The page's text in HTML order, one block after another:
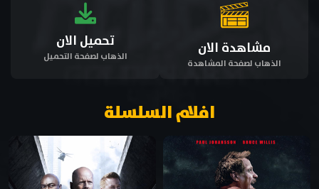
مشاهدة الان
الذهاب لصفحة المشاهدة
تحميل الان
الذهاب لصفحة التحميل
افلام السلسلة